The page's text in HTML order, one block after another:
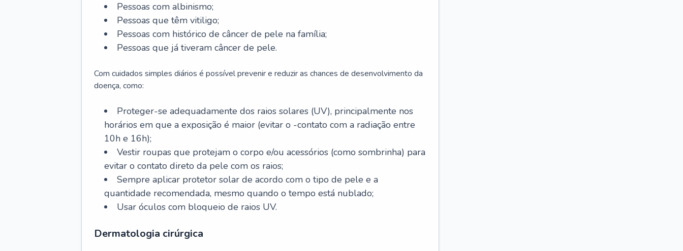
Pessoas com albinismo;
Pessoas que têm vitiligo;
Pessoas com histórico de câncer de pele na família;
Pessoas que já tiveram câncer de pele.
Com cuidados simples diários é possível prevenir e reduzir as chances de desenvolvimento da
doença, como:
Proteger-se adequadamente dos raios solares (UV), principalmente nos
horários em que a exposição é maior (evitar o -contato com a radiação entre
10h e 16h);
Vestir roupas que protejam o corpo e/ou acessórios (como sombrinha) para
evitar o contato direto da pele com os raios;
Sempre aplicar protetor solar de acordo com o tipo de pele e a
quantidade recomendada, mesmo quando o tempo está nublado;
Usar óculos com bloqueio de raios UV.
Dermatologia cirúrgica